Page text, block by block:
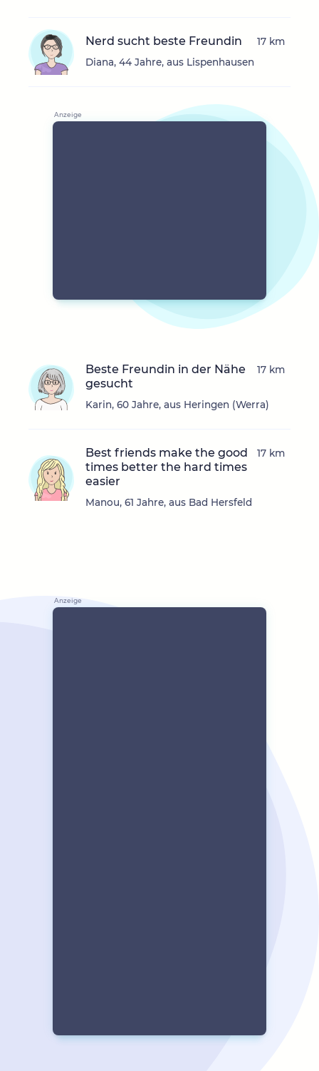
Nerd sucht beste Freundin
Diana, 44 Jahre, aus Lispenhausen
17 km
Beste Freundin in der Nähe
gesucht
Karin, 60 Jahre, aus Heringen (Werra)
17 km
Best friends make the good
times better the hard times
easier
Manou, 61 Jahre, aus Bad Hersfeld
17 km